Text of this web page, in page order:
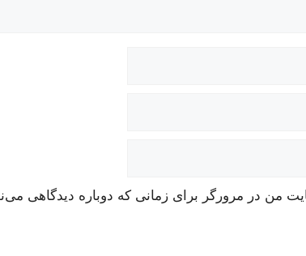
من در مرورگر برای زمانی که دوباره دیدگاهی